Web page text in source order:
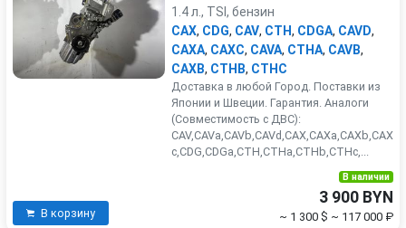
1.4 л., TSI, бензин
CAX, CDG, CAV, CTH, CDGA, CAVD,
CAXA, CAXC, CAVA, CTHA, CAVB,
CAXB, CTHB, CTHC
Доставка в любой Город. Поставки из
Японии и Швеции. Гарантия. Аналоги
(Совместимость с ДВС):
CAV,CAVa,CAVb,CAVd,CAX,CAXa,CAXb,CAX
c,CDG,CDGa,CTH,CTHa,CTHb,CTHc,...
В корзину
В наличии
3 900 BYN
~ 1 300 $ ~ 117 000 ₽